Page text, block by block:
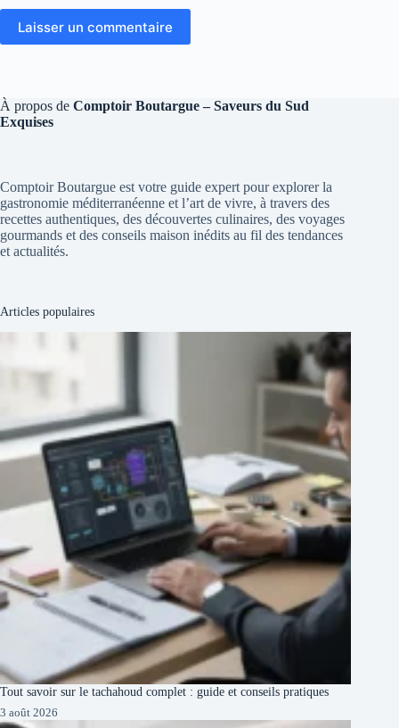
Laisser un commentaire
À propos de Comptoir Boutargue – Saveurs du Sud
Exquises
Comptoir Boutargue est votre guide expert pour explorer la
gastronomie méditerranéenne et l’art de vivre, à travers des
recettes authentiques, des découvertes culinaires, des voyages
gourmands et des conseils maison inédits au fil des tendances
et actualités.
Articles populaires
Tout savoir sur le tachahoud complet : guide et conseils pratiques
3 août 2026